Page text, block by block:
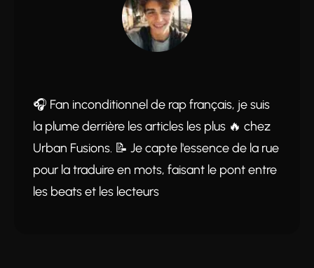
🎧 Fan inconditionnel de rap français, je suis
la plume derrière les articles les plus 🔥 chez
Urban Fusions. 📝 Je capte l'essence de la rue
pour la traduire en mots, faisant le pont entre
les beats et les lecteurs